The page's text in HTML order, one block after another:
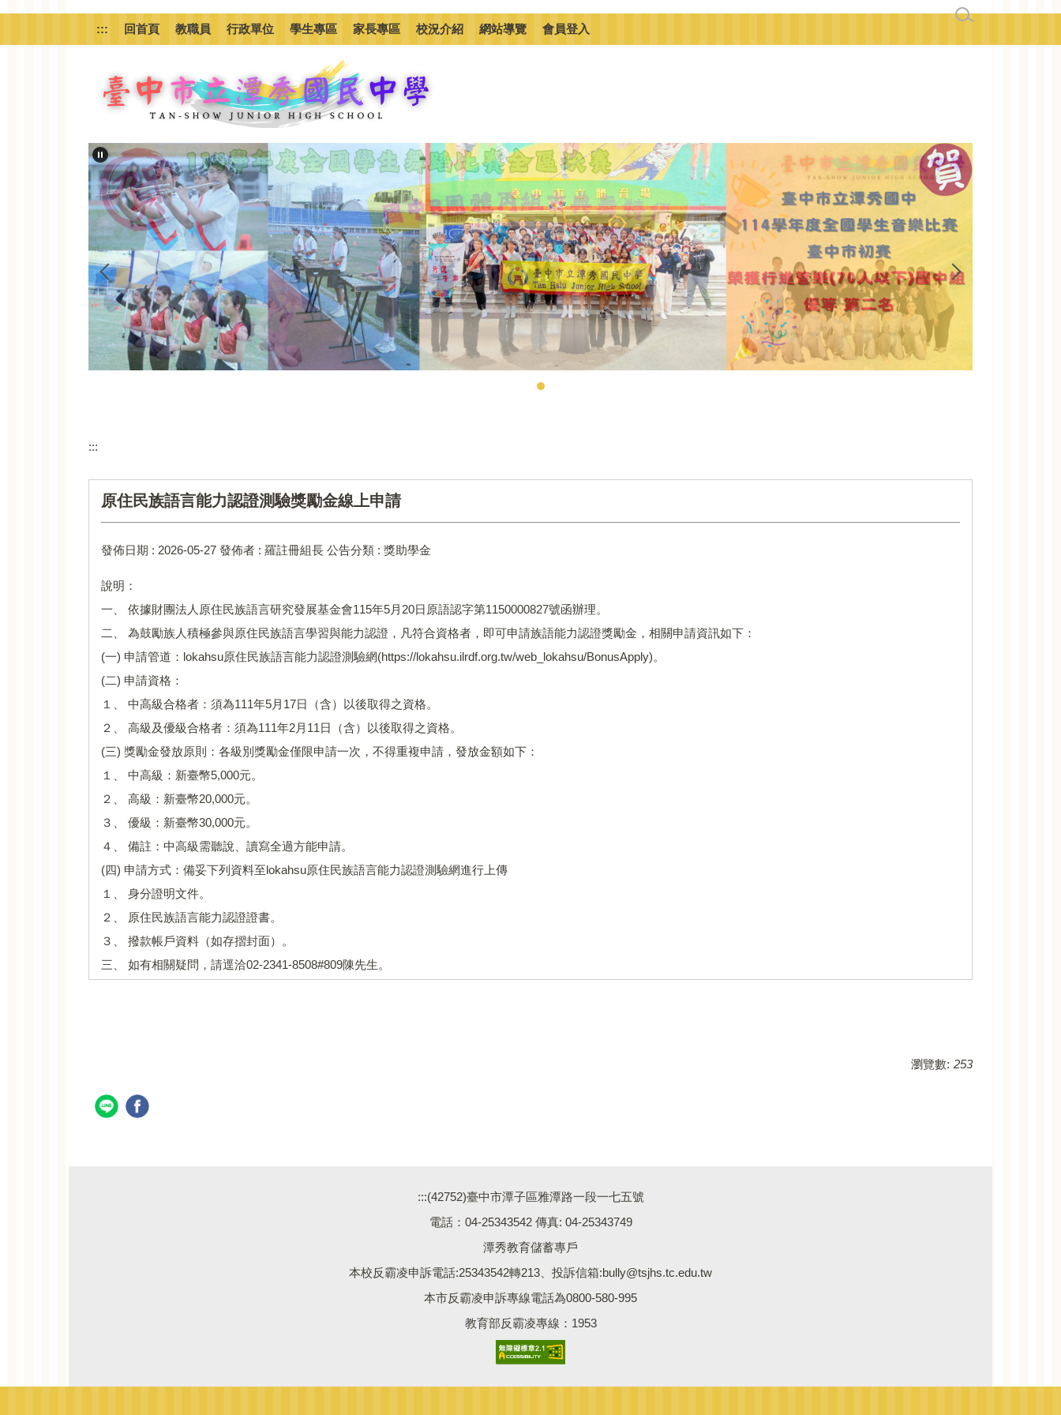
跳
主
::: 回首頁 教職員 行政單位 學生專區 家長專區 校況介紹 網站導覽 會員登入
:::
原住民族語言能力認證測驗獎勵金線上申請
發佈日期 : 2026-05-27 發佈者 : 羅註冊組長 公告分類 : 獎助學金
說明：
一、 依據財團法人原住民族語言研究發展基金會115年5月20日原語認字第1150000827號函辦理。
二、 為鼓勵族人積極參與原住民族語言學習與能力認證，凡符合資格者，即可申請族語能力認證獎勵金，相關申請資訊如下：
(一) 申請管道：lokahsu原住民族語言能力認證測驗網(https://lokahsu.ilrdf.org.tw/web_lokahsu/BonusApply)。
(二) 申請資格：
１、 中高級合格者：須為111年5月17日（含）以後取得之資格。
２、 高級及優級合格者：須為111年2月11日（含）以後取得之資格。
(三) 獎勵金發放原則：各級別獎勵金僅限申請一次，不得重複申請，發放金額如下：
１、 中高級：新臺幣5,000元。
２、 高級：新臺幣20,000元。
３、 優級：新臺幣30,000元。
４、 備註：中高級需聽說、讀寫全過方能申請。
(四) 申請方式：備妥下列資料至lokahsu原住民族語言能力認證測驗網進行上傳
１、 身分證明文件。
２、 原住民族語言能力認證證書。
３、 撥款帳戶資料（如存摺封面）。
三、 如有相關疑問，請逕洽02-2341-8508#809陳先生。
瀏覽數: 253
:::(42752)臺中市潭子區雅潭路一段一七五號
電話：04-25343542 傳真: 04-25343749
潭秀教育儲蓄專戶
本校反霸凌申訴電話:25343542轉213、投訴信箱:bully@tsjhs.tc.edu.tw
本市反霸凌申訴專線電話為0800-580-995
教育部反霸凌專線：1953